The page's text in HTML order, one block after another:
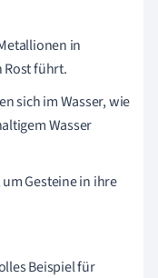
in
Rost führt.
sich im Wasser, wie
Wasser
Gesteine in ihre
Beispiel für